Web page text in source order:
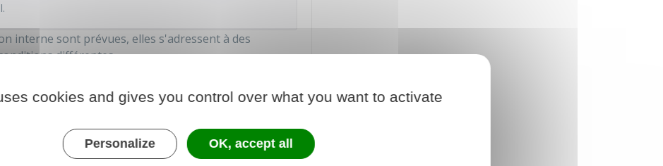
interne sont prévues, elles s'adressent à des
différentes.
au choix
promouvoir parmi ceux qui remplissent les
du corps d'accueil.
professionnelleet desacquis de l'expérience
cookies and gives you control over what you want to activate
Personalize OK, accept all